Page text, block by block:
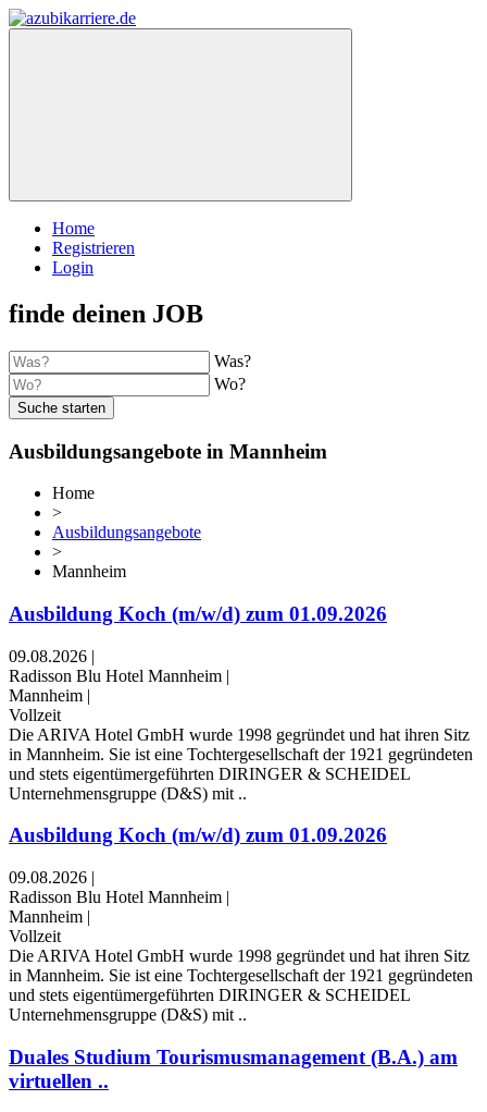
Home
Registrieren
Login
finde deinen JOB
Was?
Wo?
Suche starten
Ausbildungsangebote in Mannheim
Home
>
Ausbildungsangebote
>
Mannheim
Ausbildung Koch (m/w/d) zum 01.09.2026
09.08.2026 |
Radisson Blu Hotel Mannheim |
Mannheim |
Vollzeit
Die ARIVA Hotel GmbH wurde 1998 gegründet und hat ihren Sitz
in Mannheim. Sie ist eine Tochtergesellschaft der 1921 gegründeten
und stets eigentümergeführten DIRINGER & SCHEIDEL
Unternehmensgruppe (D&S) mit ..
Ausbildung Koch (m/w/d) zum 01.09.2026
09.08.2026 |
Radisson Blu Hotel Mannheim |
Mannheim |
Vollzeit
Die ARIVA Hotel GmbH wurde 1998 gegründet und hat ihren Sitz
in Mannheim. Sie ist eine Tochtergesellschaft der 1921 gegründeten
und stets eigentümergeführten DIRINGER & SCHEIDEL
Unternehmensgruppe (D&S) mit ..
Duales Studium Tourismusmanagement (B.A.) am
virtuellen ..